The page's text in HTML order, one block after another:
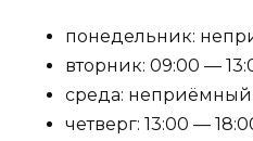
понедельник:
вторник: 09:00 —
среда: неприёмный
четверг: 13:00 —